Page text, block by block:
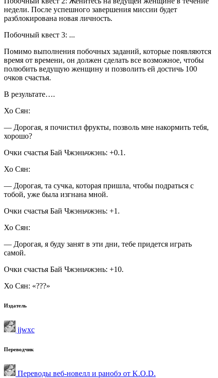
недели. После успешного завершения миссии будет
разблокирована новая личность.
Побочный квест 3: ...
Помимо выполнения побочных заданий, которые появляются
время от времени, он должен сделать все возможное, чтобы
полюбить ведущую женщину и позволить ей достичь 100
очков счастья.
В результате….
Хо Сян:
— Дорогая, я почистил фрукты, позволь мне накормить тебя,
хорошо?
Очки счастья Бай Чжэньчжэнь: +0.1.
Хо Сян:
— Дорогая, та сучка, которая пришла, чтобы подраться с
тобой, уже была изгнана мной.
Очки счастья Бай Чжэньчжэнь: +1.
Хо Сян:
— Дорогая, я буду занят в эти дни, тебе придется играть
самой.
Очки счастья Бай Чжэньчжэнь: +10.
Хо Сян: «???»
Издатель
jjwxc
Переводчик
Переводы веб-новелл и ранобэ от K.O.D.